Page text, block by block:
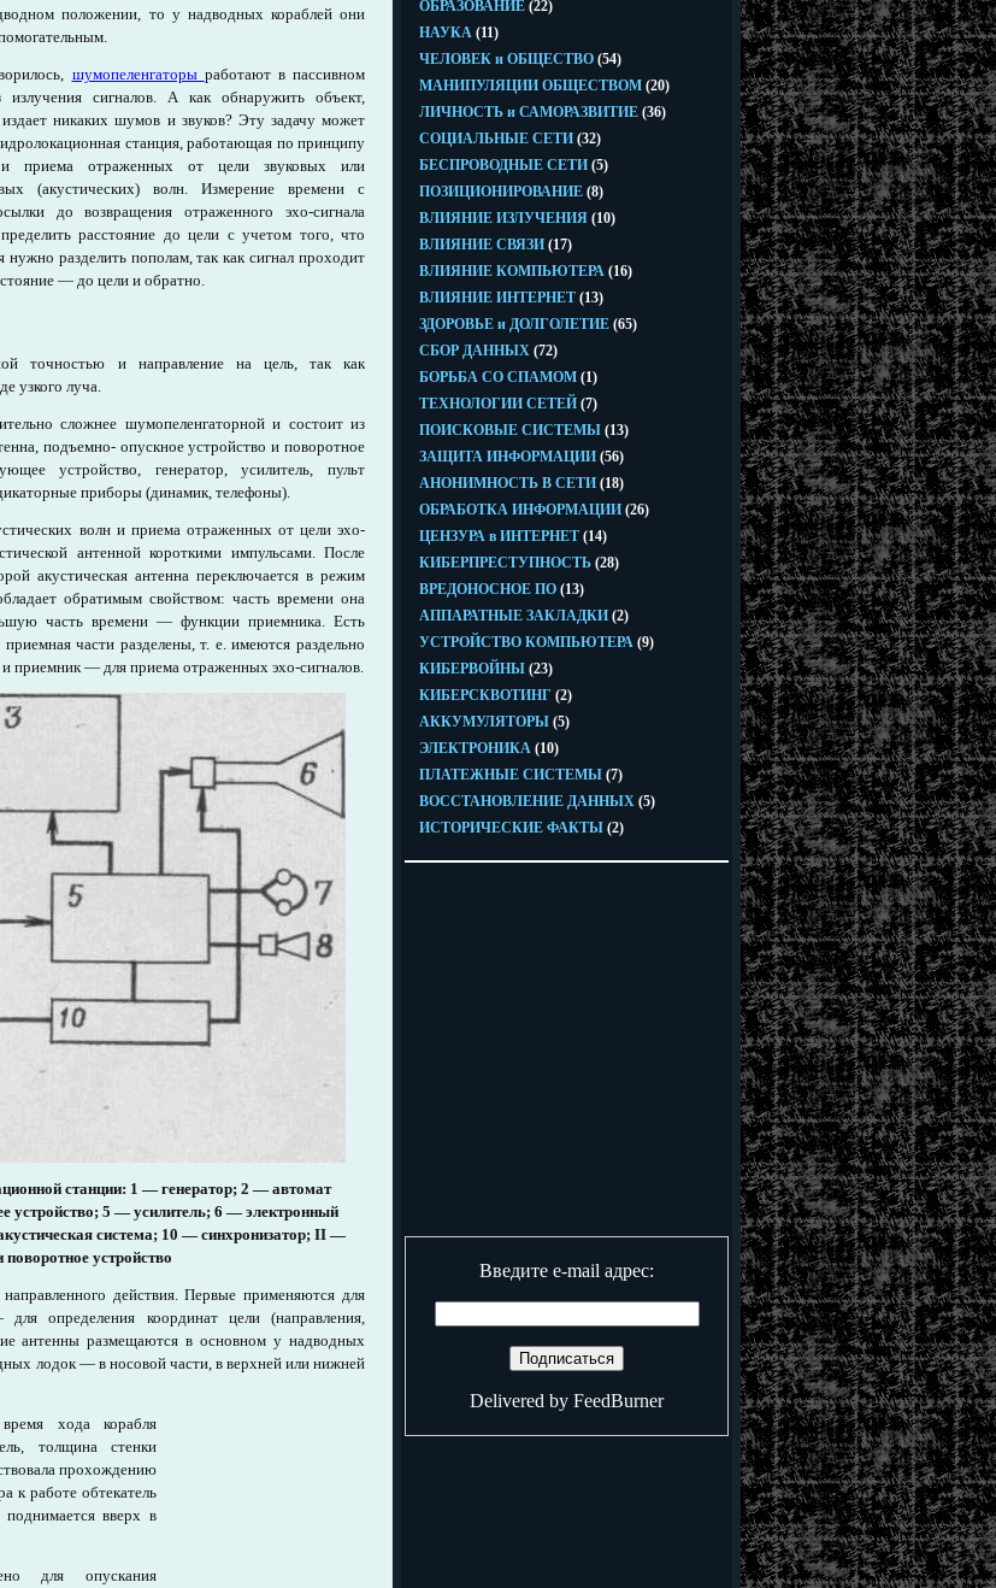
положении, то у надводных кораблей они
шумопеленгаторы работают в пассивном
излучения сигналов. А как обнаружить объект,
никаких шумов и звуков? Эту задачу может
станция, работающая по принципу
и приема отраженных от цели звуковых или
(акустических) волн. Измерение времени с
до возвращения отраженного эхо-сигнала
расстояние до цели с учетом того, что
нужно разделить пополам, так как сигнал проходит
— до цели и обратно.
точностью и направление на цель, так как
узкого луча.
сложнее шумопеленгаторной и состоит из
подъемно- опускное устройство и поворотное
устройство, генератор, усилитель, пульт
приборы (динамик, телефоны).
волн и приема отраженных от цели эхо-
антенной короткими импульсами. После
акустическая антенна переключается в режим
обратимым свойством: часть времени она
часть времени — функции приемника. Есть
части разделены, т. е. имеются раздельно
приемник — для приема отраженных эхо-сигналов.
станции: 1 — генератор; 2 — автомат
5 — усилитель; 6 — электронный
система; 10 — синхронизатор; II —
устройство
действия. Первые применяются для
определения координат цели (направления,
антенны размещаются в основном у надводных
лодок — в носовой части, в верхней или нижней
хода корабля
толщина стенки
прохождению
к работе обтекатель
вверх в
для опускания